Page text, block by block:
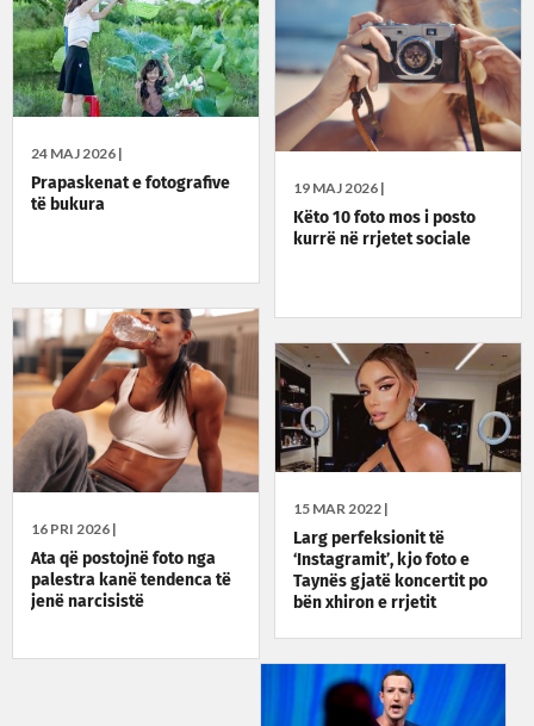
24 MAJ 2026 |
Prapaskenat e fotografive
të bukura
19 MAJ 2026 |
Këto 10 foto mos i posto
kurrë në rrjetet sociale
16 PRI 2026 |
Ata që postojnë foto nga
palestra kanë tendenca të
jenë narcisistë
15 MAR 2022 |
Larg perfeksionit të
‘Instagramit’, kjo foto e
Taynës gjatë koncertit po
bën xhiron e rrjetit